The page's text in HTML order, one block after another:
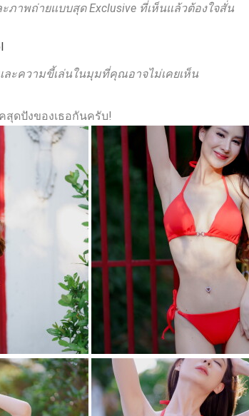
ภาพถ่ายแบบสุด Exclusive ที่เห็นแล้วต้องใจสั่น
ละความขี้เล่นในมุมที่คุณอาจไม่เคยเห็น
สุดปังของเธอกันครับ!